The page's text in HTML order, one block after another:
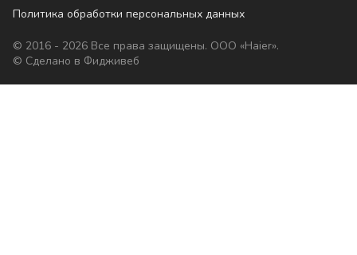
© 2016 - 2026 Все права защищены. ООО «Haier».
Политика обработки персональных данных
© Сделано в Фидживеб